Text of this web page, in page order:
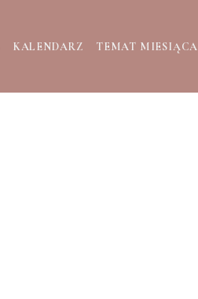
KALENDARZ TEMAT MIESIĄCA